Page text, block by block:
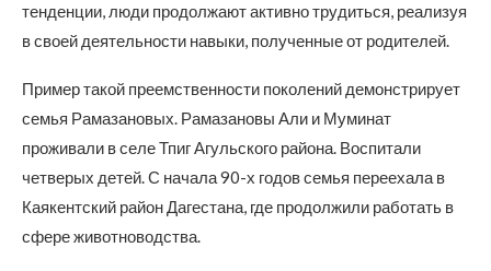
тенденции, люди продолжают активно трудиться, реализуя
в своей деятельности навыки, полученные от родителей.
Пример такой преемственности поколений демонстрирует
семья Рамазановых. Рамазановы Али и Муминат
проживали в селе Тпиг Агульского района. Воспитали
четверых детей. С начала 90-х годов семья переехала в
Каякентский район Дагестана, где продолжили работать в
сфере животноводства.